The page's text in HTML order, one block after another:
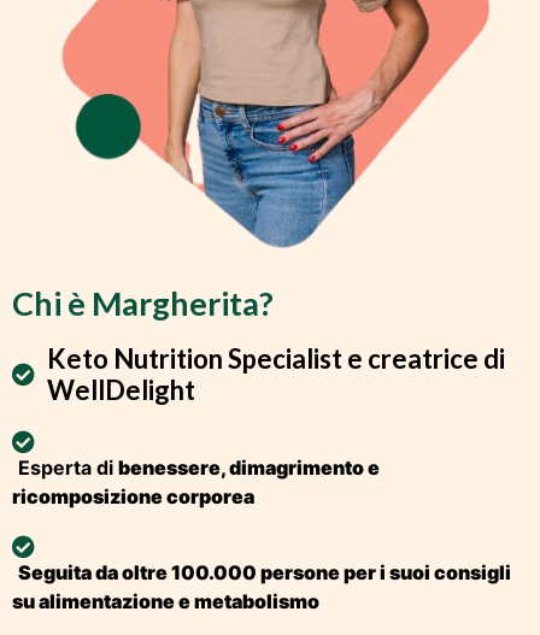
Chi è Margherita?
Keto Nutrition Specialist e creatrice di
WellDelight
Esperta di benessere, dimagrimento e
ricomposizione corporea
Seguita da oltre 100.000 personeper i suoi consigli
su alimentazione e metabolismo